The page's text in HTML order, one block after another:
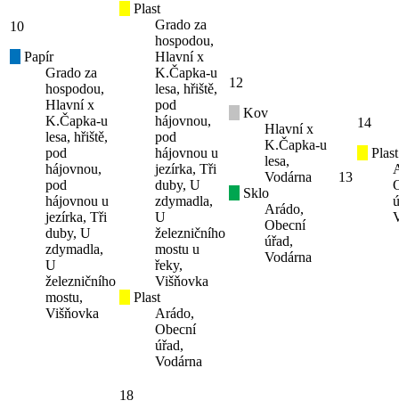
10
Papír
Grado za
hospodou,
Hlavní x
K.Čapka-u
lesa, hřiště,
pod
hájovnou,
pod
hájovnou u
jezírka, Tři
duby, U
zdymadla,
U
železničního
mostu,
Višňovka
Plast
Grado za
hospodou,
Hlavní x
K.Čapka-u
lesa, hřiště,
pod
hájovnou,
pod
hájovnou u
jezírka, Tři
duby, U
zdymadla,
U
železničního
mostu u
řeky,
Višňovka
Plast
Arádo,
Obecní
úřad,
Vodárna
12
Kov
Hlavní x
K.Čapka-u
lesa,
Vodárna
Sklo
Arádo,
Obecní
úřad,
Vodárna
13
14
Plast
18